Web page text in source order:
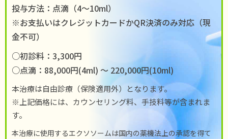
投与方法：点滴（4〜10ml）
※お支払いはクレジットカードかQR決済のみ対応（現
金不可）
○初診料：3,300円
○点滴：88,000円(4ml) 〜 220,000円(10ml)
本治療は自由診療（保険適用外）となります。
※上記価格には、カウンセリング料、手技料等が含まれま
す。
本治療に使用するエクソソームは国内の薬機法上の承認を得て